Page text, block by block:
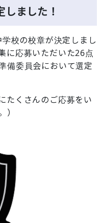
ました！
校の校章が決定しまし
に応募いただいた26点
備委員会において選定
たくさんのご応募をい
）